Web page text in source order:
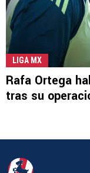
LIGA MX
Rafa Ortega
tras su